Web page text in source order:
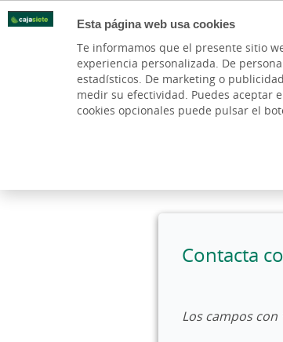
Esta página web usa cookies
Te informamos que el presente sitio
experiencia personalizada. De
estadísticos. De marketing o
medir su efectividad. Puedes aceptar
cookies opcionales puede pulsar el
PARTICULARES
Contacta
Los campos con